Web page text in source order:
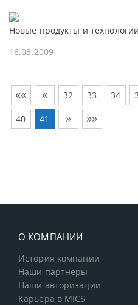
Новые продукты и
16.03.2009
«« « 32 33 34
40 41 » »»
О КОМПАНИИ
История компании
Наши партнеры
Наши авторизации
Карьера в MICS